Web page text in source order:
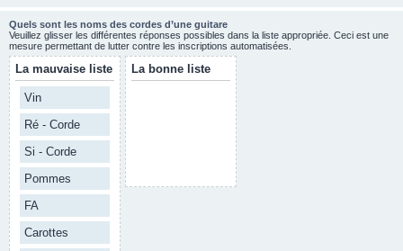
Quels sont les noms des cordes d’une guitare
Veuillez glisser les différentes réponses possibles dans la liste appropriée. Ceci est une
mesure permettant de lutter contre les inscriptions automatisées.
La mauvaise liste
Vin
Ré - Corde
Si - Corde
Pommes
FA
Carottes
La bonne liste